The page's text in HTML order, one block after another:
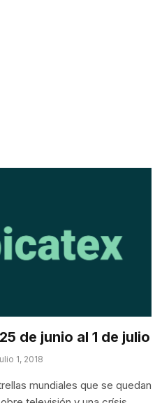
de junio al 1 de julio
1, 2018
mundiales que se quedan